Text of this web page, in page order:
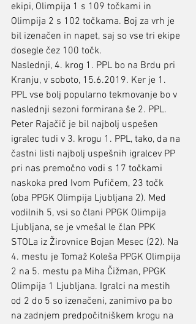
ekipi, Olimpija 1 s 109 točkami in
Olimpija 2 s 102 točkama. Boj za vrh je
bil izenačen in napet, saj so vse tri ekipe
dosegle čez 100 točk.
Naslednji, 4. krog 1. PPL bo na Brdu pri
Kranju, v soboto, 15.6.2019. Ker je 1.
PPL vse bolj popularno tekmovanje bo v
naslednji sezoni formirana še 2. PPL.
Peter Rajačič je bil najbolj uspešen
igralec tudi v 3. krogu 1. PPL, tako, da na
častni listi najbolj uspešnih igralcev PP
pri nas premočno vodi s 17 točkami
naskoka pred Ivom Pufičem, 23 točk
(oba PPGK Olimpija Ljubljana 2). Med
vodilnih 5, vsi so člani PPGK Olimpija
Ljubljana, se je vmešal le član PPK
STOLa iz Žirovnice Bojan Mesec (22). Na
4. mestu je Tomaž Koleša PPGK Olimpija
2 na 5. mestu pa Miha Čižman, PPGK
Olimpija 1 Ljubljana. Igralci na mestih
od 2 do 5 so izenačeni, zanimivo pa bo
na zadnjem predpočitniškem krogu na